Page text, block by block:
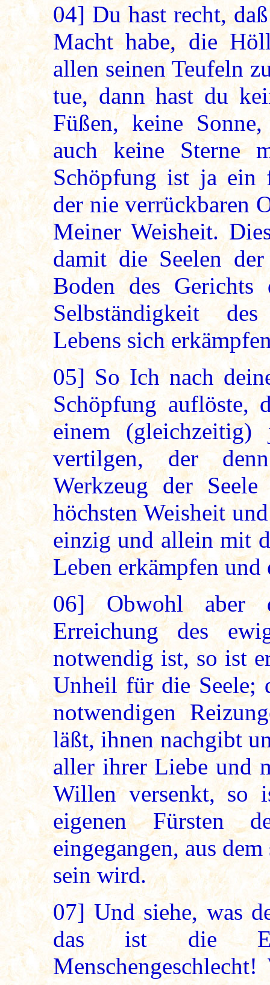
04]Du hast recht,
Macht habe, die
allen seinen Teufeln
tue, dann hast du
Füßen, keine
auch keine Sterne
Schöpfung ist ja ein
der nie verrückbaren
Meiner Weisheit.
damit die Seelen
Boden des
Selbständigkeit
Lebens sich
05] So Ich nach
Schöpfung auflöste,
einem
vertilgen, der
Werkzeug der
höchsten Weisheit
einzig und allein mit
Leben erkämpfen und
06]Obwohl aber
Erreichung des
notwendig ist, so ist
Unheil für die Seele;
notwendigen
läßt, ihnen nachgibt
aller ihrer Liebe und
Willen versenkt, so
eigenen Fürsten
eingegangen, aus
sein wird.
07] Und siehe, was
das ist die